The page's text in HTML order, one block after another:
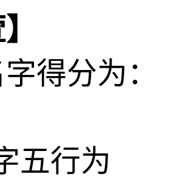
得分为：
五行为